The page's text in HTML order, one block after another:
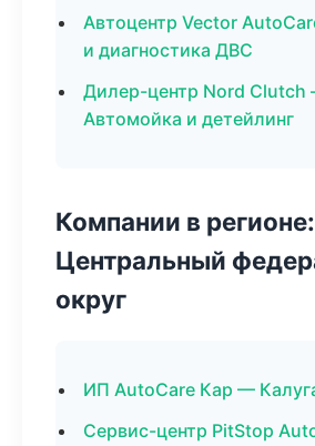
Автоцентр Vector
и диагностика ДВС
Дилер-центр Nord
Автомойка и детейлинг
Компании в регионе:
Центральный
округ
ИП AutoCare Кар —
Сервис-центр PitStop